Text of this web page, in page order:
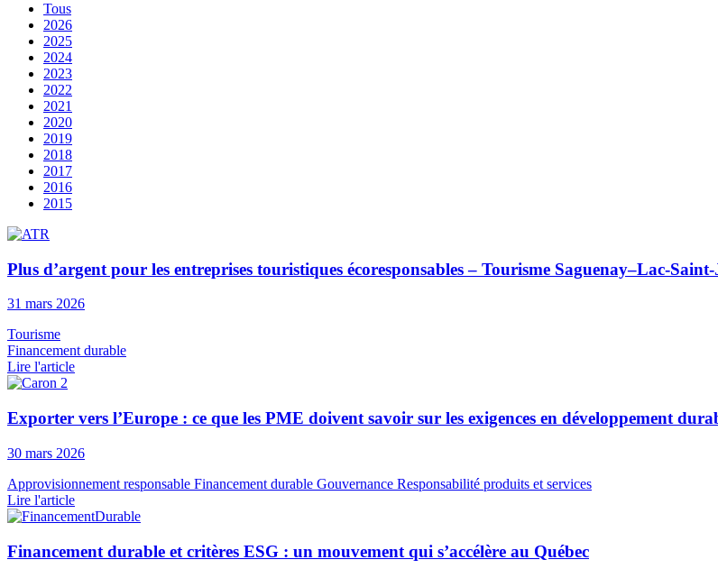
Tous
2026
2025
2024
2023
2022
2021
2020
2019
2018
2017
2016
2015
Plus d’argent pour les entreprises touristiques écoresponsables – Tourisme Saguenay–Lac-
31 mars 2026
Tourisme
Financement durable
Lire l'article
Exporter vers l’Europe : ce que les PME doivent savoir sur les exigences en développement
30 mars 2026
Approvisionnement responsable Financement durable Gouvernance Responsabilité produits et services
Lire l'article
Financement durable et critères ESG : un mouvement qui s’accélère au Québec